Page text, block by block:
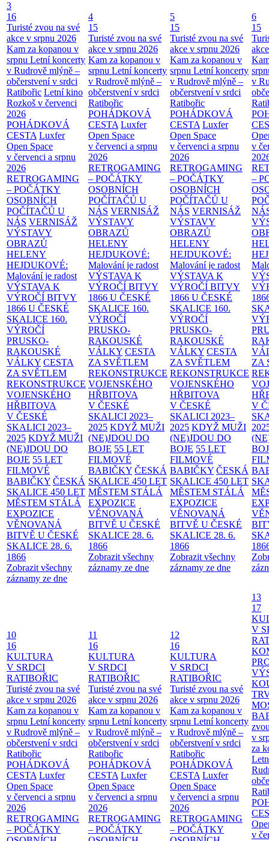
3
16
Turisté zvou na své
akce v srpnu 2026
Kam za kopanou v
srpnu Letní koncerty
v Rudrově mlýně –
občerstvení v srdci
Ratibořic Letní kino
Rozkoš v červenci
2026
POHÁDKOVÁ
CESTA Luxfer
Open Space
v červenci a srpnu
2026
RETROGAMING
– POČÁTKY
OSOBNÍCH
POČÍTAČŮ U
NÁS VERNISÁŽ
VÝSTAVY
OBRAZŮ
HELENY
HEJDUKOVÉ:
Malování je radost
VÝSTAVA K
VÝROČÍ BITVY
1866 U ČESKÉ
SKALICE 160.
VÝROČÍ
PRUSKO-
RAKOUSKÉ
VÁLKY CESTA
ZA SVĚTLEM
REKONSTRUKCE
VOJENSKÉHO
HŘBITOVA
V ČESKÉ
SKALICI 2023–
2025 KDYŽ MUŽI
(NE)JDOU DO
BOJE 55 LET
FILMOVÉ
BABIČKY ČESKÁ
SKALICE 450 LET
MĚSTEM STÁLÁ
EXPOZICE
VĚNOVANÁ
BITVĚ U ČESKÉ
SKALICE 28. 6.
1866
Zobrazit všechny
záznamy ze dne
4
15
Turisté zvou na své
akce v srpnu 2026
Kam za kopanou v
srpnu Letní koncerty
v Rudrově mlýně –
občerstvení v srdci
Ratibořic
POHÁDKOVÁ
CESTA Luxfer
Open Space
v červenci a srpnu
2026
RETROGAMING
– POČÁTKY
OSOBNÍCH
POČÍTAČŮ U
NÁS VERNISÁŽ
VÝSTAVY
OBRAZŮ
HELENY
HEJDUKOVÉ:
Malování je radost
VÝSTAVA K
VÝROČÍ BITVY
1866 U ČESKÉ
SKALICE 160.
VÝROČÍ
PRUSKO-
RAKOUSKÉ
VÁLKY CESTA
ZA SVĚTLEM
REKONSTRUKCE
VOJENSKÉHO
HŘBITOVA
V ČESKÉ
SKALICI 2023–
2025 KDYŽ MUŽI
(NE)JDOU DO
BOJE 55 LET
FILMOVÉ
BABIČKY ČESKÁ
SKALICE 450 LET
MĚSTEM STÁLÁ
EXPOZICE
VĚNOVANÁ
BITVĚ U ČESKÉ
SKALICE 28. 6.
1866
Zobrazit všechny
záznamy ze dne
5
15
Turisté zvou na své
akce v srpnu 2026
Kam za kopanou v
srpnu Letní koncerty
v Rudrově mlýně –
občerstvení v srdci
Ratibořic
POHÁDKOVÁ
CESTA Luxfer
Open Space
v červenci a srpnu
2026
RETROGAMING
– POČÁTKY
OSOBNÍCH
POČÍTAČŮ U
NÁS VERNISÁŽ
VÝSTAVY
OBRAZŮ
HELENY
HEJDUKOVÉ:
Malování je radost
VÝSTAVA K
VÝROČÍ BITVY
1866 U ČESKÉ
SKALICE 160.
VÝROČÍ
PRUSKO-
RAKOUSKÉ
VÁLKY CESTA
ZA SVĚTLEM
REKONSTRUKCE
VOJENSKÉHO
HŘBITOVA
V ČESKÉ
SKALICI 2023–
2025 KDYŽ MUŽI
(NE)JDOU DO
BOJE 55 LET
FILMOVÉ
BABIČKY ČESKÁ
SKALICE 450 LET
MĚSTEM STÁLÁ
EXPOZICE
VĚNOVANÁ
BITVĚ U ČESKÉ
SKALICE 28. 6.
1866
Zobrazit všechny
záznamy ze dne
6
15
v
v
–
ZA
V
10
16
KULTURA
V SRDCI
RATIBOŘIC
Turisté zvou na své
akce v srpnu 2026
Kam za kopanou v
srpnu Letní koncerty
v Rudrově mlýně –
občerstvení v srdci
Ratibořic
POHÁDKOVÁ
CESTA Luxfer
Open Space
v červenci a srpnu
2026
RETROGAMING
– POČÁTKY
11
16
KULTURA
V SRDCI
RATIBOŘIC
Turisté zvou na své
akce v srpnu 2026
Kam za kopanou v
srpnu Letní koncerty
v Rudrově mlýně –
občerstvení v srdci
Ratibořic
POHÁDKOVÁ
CESTA Luxfer
Open Space
v červenci a srpnu
2026
RETROGAMING
– POČÁTKY
12
16
KULTURA
V SRDCI
RATIBOŘIC
Turisté zvou na své
akce v srpnu 2026
Kam za kopanou v
srpnu Letní koncerty
v Rudrově mlýně –
občerstvení v srdci
Ratibořic
POHÁDKOVÁ
CESTA Luxfer
Open Space
v červenci a srpnu
2026
RETROGAMING
– POČÁTKY
13
17
V
v
za
v